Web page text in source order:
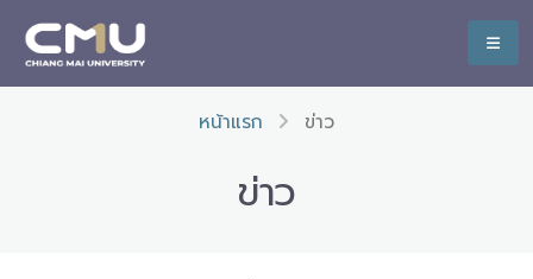
หน้าแรก ข่าว
ข่าว